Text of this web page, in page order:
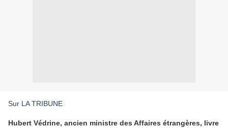
Sur LA TRIBUNE
Hubert Védrine, ancien ministre des Affaires étrangères, livre